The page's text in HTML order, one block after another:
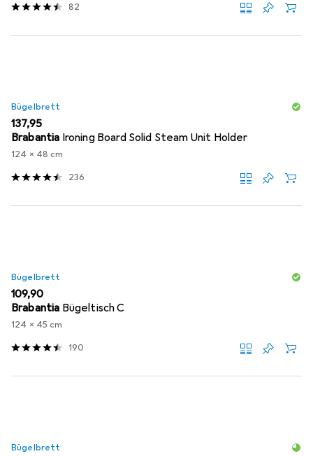
82
Bügelbrett
EUR
137,95
Brabantia Ironing Board Solid Steam Unit Holder
124 x 48 cm
236
Bügelbrett
EUR
109,90
Brabantia Bügeltisch C
124 x 45 cm
190
Bügelbrett